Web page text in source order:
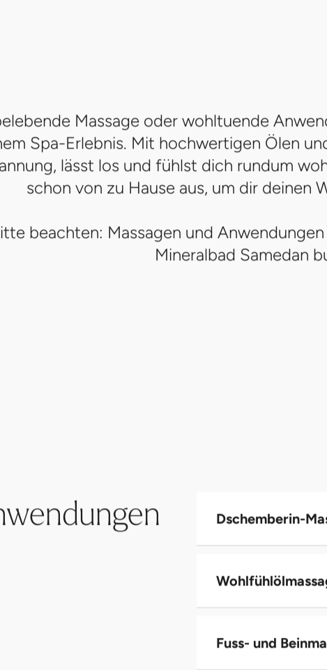
Massage oder wohltuende
Spa-Erlebnis. Mit hochwertigen Ölen
lässt los und fühlst dich rundum
schon von zu Hause aus, um dir deinen
beachten: Massagen und
Mineralbad Samedan
Dschemberin-
Fuss- und